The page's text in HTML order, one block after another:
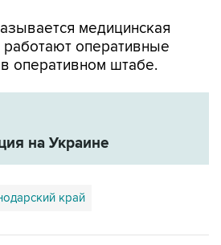
медицинская
оперативные
оперативном штабе.
на Украине
край